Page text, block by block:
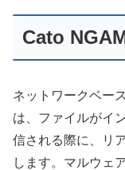
Cato
ネットワークベー
は、ファイルがイ
信される際に、リ
します。マルウェ